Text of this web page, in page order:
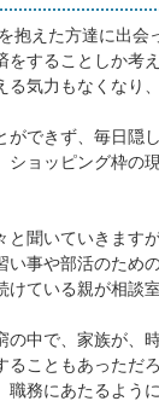
えた方達に出会
することしか考
気力もなくなり
できず、毎日隠
ョッピング枠の
聞いていきます
事や部活のため
ている親が相談
中で、家族が、
こともあっただ
務にあたるように